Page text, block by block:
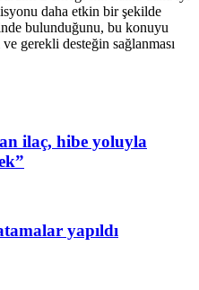
daha etkin bir şekilde
bulunduğunu, bu konuyu
gerekli desteğin sağlanması
ilaç, hibe yoluyla
yapıldı